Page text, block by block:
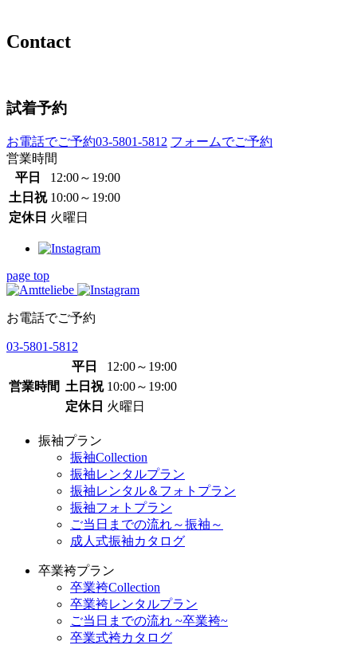
Contact
試着予約
お電話でご予約03-5801-5812 フォームでご予約
営業時間
平日
12:00～19:00
土日祝 10:00～19:00
定休日 火曜日
page top
お電話でご予約
03-5801-5812
営業時間
平日
12:00～19:00
土日祝 10:00～19:00
定休日 火曜日
振袖プラン
振袖Collection
振袖レンタルプラン
振袖レンタル＆フォトプラン
振袖フォトプラン
ご当日までの流れ～振袖～
成人式振袖カタログ
卒業袴プラン
卒業袴Collection
卒業袴レンタルプラン
ご当日までの流れ ~卒業袴~
卒業式袴カタログ